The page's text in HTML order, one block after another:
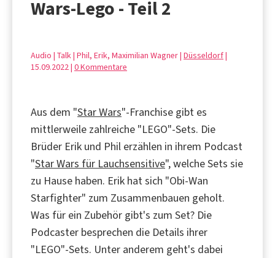
Wars-Lego - Teil 2
Audio | Talk | Phil, Erik, Maximilian Wagner | Düsseldorf|
15.09.2022 | 0 Kommentare
Aus dem "Star Wars"-Franchise gibt es
mittlerweile zahlreiche "LEGO"-Sets. Die
Brüder Erik und Phil erzählen in ihrem Podcast
"Star Wars für Lauchsensitive", welche Sets sie
zu Hause haben. Erik hat sich "Obi-Wan
Starfighter" zum Zusammenbauen geholt.
Was für ein Zubehör gibt's zum Set? Die
Podcaster besprechen die Details ihrer
"LEGO"-Sets. Unter anderem geht's dabei